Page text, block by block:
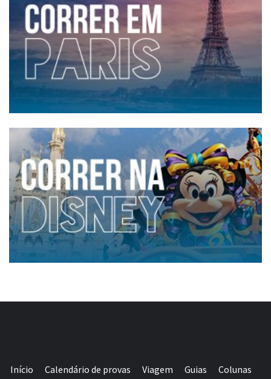
Início Calendário de provas Viagem Guias Colunas